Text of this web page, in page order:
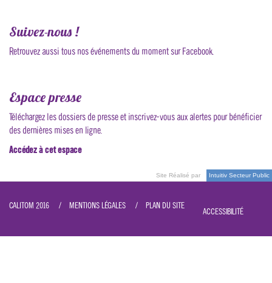
Suivez-nous !
Retrouvez aussi tous nos événements du moment sur Facebook.
Espace presse
Téléchargez les dossiers de presse et inscrivez-vous aux alertes pour bénéficier
des dernières mises en ligne.
Accédez à cet espace
Site Réalisé par Intuitiv Secteur Public
CALITOM 2016 MENTIONS LÉGALES PLAN DU SITE
ACCESSIBILITÉ